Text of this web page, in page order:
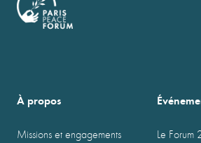
À propos
Missions et engagements
Le Forum